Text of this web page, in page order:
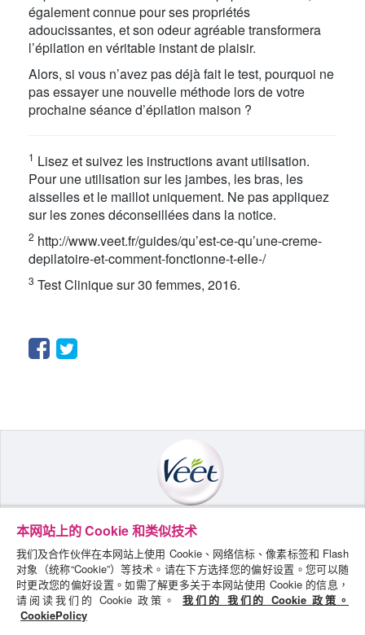
également connue pour ses propriétés
adoucissantes, et son odeur agréable transformera
l’épilation en véritable instant de plaisir.
Alors, si vous n’avez pas déjà fait le test, pourquoi ne
pas essayer une nouvelle méthode lors de votre
prochaine séance d’épilation maison ?
1 Lisez et suivez les instructions avant utilisation.
Pour une utilisation sur les jambes, les bras, les
aisselles et le maillot uniquement. Ne pas appliquez
sur les zones déconseillées dans la notice.
2 http://www.veet.fr/guides/qu’est-ce-qu’une-creme-
depilatoire-et-comment-fonctionne-t-elle-/
3 Test Clinique sur 30 femmes, 2016.
Facebook
Twitter
探索VEET
保密聲明
COOKIE政策
本网站上的 Cookie 和类似技术
我们及合作伙伴在本网站上使用 Cookie、网络信标、像素标签和 Flash
对象（统称“Cookie”）等技术。请在下方选择您的偏好设置。您可以随
时更改您的偏好设置。如需了解更多关于本网站使用 Cookie 的信息，
请阅读我们的 Cookie 政策。 我们的 我们的 Cookie 政策。
CookiePolicy